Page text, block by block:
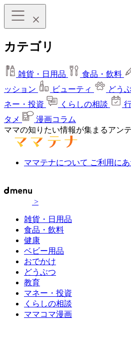
カテゴリ
雑貨・日用品 食品・飲料
ッション
ビューティ どう
ネー・投資
くらしの相談
タメ
漫画コラム
ママの知りたい情報が集まるアン
ママテナについて ご利用に
>
雑貨・日用品
食品・飲料
健康
ベビー用品
おでかけ
どうぶつ
教育
マネー・投資
くらしの相談
ママコマ漫画